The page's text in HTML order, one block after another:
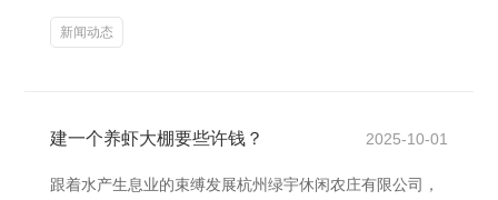
新闻动态
建一个养虾大棚要些许钱？ 2025-10-01
跟着水产生息业的束缚发展杭州绿宇休闲农庄有限公司，